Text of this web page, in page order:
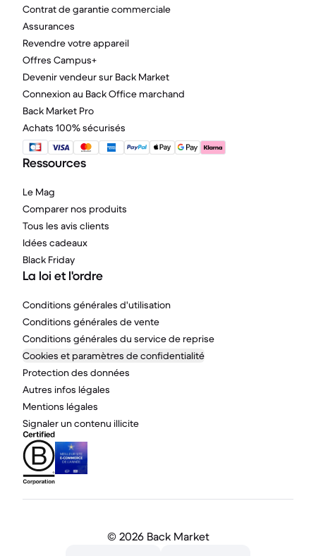
Contrat de garantie commerciale
Assurances
Revendre votre appareil
Offres Campus+
Devenir vendeur sur Back Market
Connexion au Back Office marchand
Back Market Pro
Achats 100% sécurisés
Ressources
Le Mag
Comparer nos produits
Tous les avis clients
Idées cadeaux
Black Friday
La loi et l'ordre
Conditions générales d'utilisation
Conditions générales de vente
Conditions générales du service de reprise
Cookies et paramètres de confidentialité
Protection des données
Autres infos légales
Mentions légales
Signaler un contenu illicite
© 2026 Back Market